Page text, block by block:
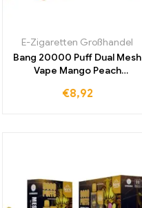
E-Zigaretten Großhandel
Bang 20000 Puff Dual Mesh
Vape Mango Peach
Beliebt Zollfrei für
€8,92